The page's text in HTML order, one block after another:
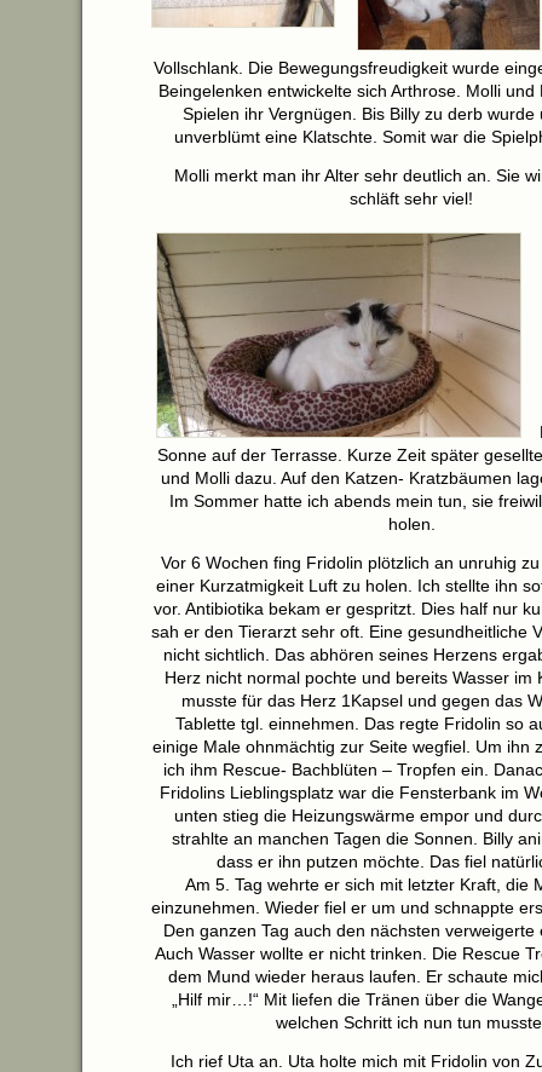
Vollschlank. Die Bewegungsfreudigkeit wurde
Beingelenken entwickelte sich Arthrose. Molli und
Spielen ihr Vergnügen. Bis Billy zu derb wurde
unverblümt eine Klatschte. Somit war die
Molli merkt man ihr Alter sehr deutlich an. Sie
schläft sehr viel!
Sonne auf der Terrasse. Kurze Zeit später
und Molli dazu. Auf den Katzen- Kratzbäumen
Im Sommer hatte ich abends mein tun, sie
holen.
Vor 6 Wochen fing Fridolin plötzlich an unruhig
einer Kurzatmigkeit Luft zu holen. Ich stellte ihn
vor. Antibiotika bekam er gespritzt. Dies half nur
sah er den Tierarzt sehr oft. Eine gesundheitliche
nicht sichtlich. Das abhören seines Herzens
Herz nicht normal pochte und bereits Wasser im
musste für das Herz 1Kapsel und gegen das
Tablette tgl. einnehmen. Das regte Fridolin so
einige Male ohnmächtig zur Seite wegfiel. Um ihn
ich ihm Rescue- Bachblüten – Tropfen ein.
Fridolins Lieblingsplatz war die Fensterbank im
unten stieg die Heizungswärme empor und
strahlte an manchen Tagen die Sonnen. Billy
dass er ihn putzen möchte. Das fiel
Am 5. Tag wehrte er sich mit letzter Kraft, die
einzunehmen. Wieder fiel er um und schnappte
Den ganzen Tag auch den nächsten verweigerte
Auch Wasser wollte er nicht trinken. Die Rescue
dem Mund wieder heraus laufen. Er schaute
„Hilf mir…!“ Mit liefen die Tränen über die
welchen Schritt ich nun tun
Ich rief Uta an. Uta holte mich mit Fridolin von